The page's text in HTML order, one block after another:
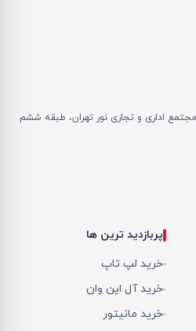
مجتمع اداری و تجاری نور تهران، طبقه ششم
پربازدید ترین ها
خرید لپ تاپ
خرید آل این وان
خرید مانیتور